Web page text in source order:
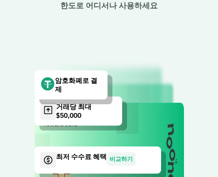
한도로 어디서나 사용하세요
최저 수수료 혜택 비교하기
암호화폐로 결
제
거래당 최대
$50,000